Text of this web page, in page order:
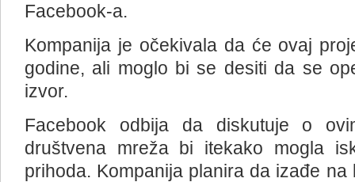
Facebook-a.
Kompanija je očekivala da će ovaj
godine, ali moglo bi se desiti da se
izvor.
Facebook odbija da diskutuje o
društvena mreža bi itekako mogla
prihoda. Kompanija planira da izađe